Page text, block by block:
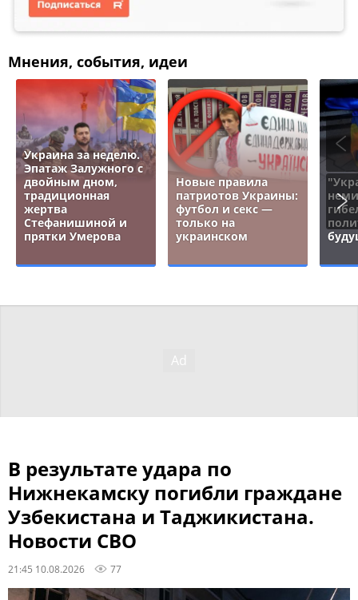
Мнения, события, идеи
Украина за неделю.
Эпатаж Залужного с
двойным дном,
традиционная
жертва
Стефанишиной и
прятки Умерова
Новые правила
патриотов Украины:
футбол и секс —
только на
украинском
В результате удара по
Нижнекамску погибли граждане
Узбекистана и Таджикистана.
Новости СВО
21:45 10.08.2026 77